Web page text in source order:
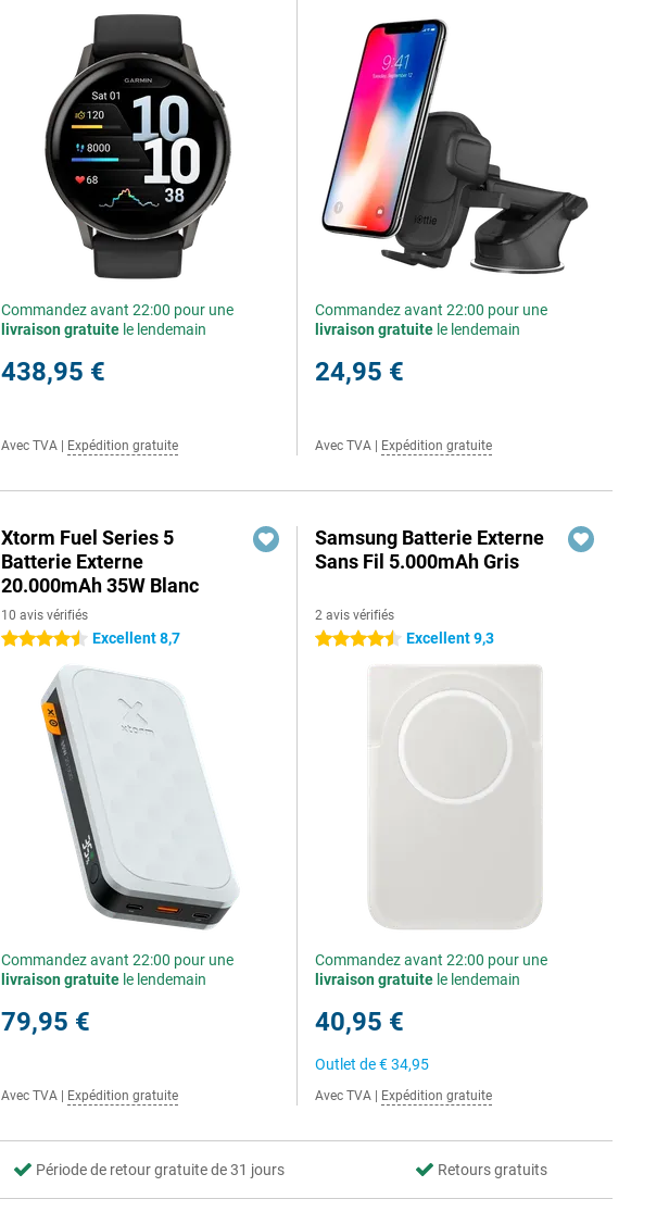
Commandez avant 22:00 pour une
livraison gratuite le lendemain
438,95 €
Avec TVA Expédition gratuite
Commandez avant 22:00 pour une
livraison gratuite le lendemain
24,95 €
Avec TVA Expédition gratuite
Xtorm Fuel Series 5
Batterie Externe
20.000mAh 35W Blanc
10 avis vérifiés
4.5 étoiles Excellent 8,7
Commandez avant 22:00 pour une
livraison gratuite le lendemain
79,95 €
Avec TVA Expédition gratuite
Samsung Batterie Externe
Sans Fil 5.000mAh Gris
2 avis vérifiés
4.5 étoiles Excellent 9,3
Commandez avant 22:00 pour une
livraison gratuite le lendemain
40,95 €
Outlet de€ 34,95
Avec TVA Expédition gratuite
Période de retour gratuite de 31 jours Retours gratuits